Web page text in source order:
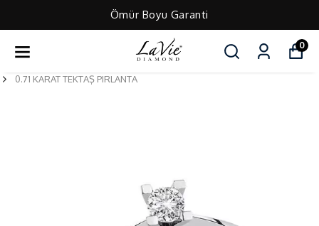
Ömür Boyu Garanti
0
0.71 KARAT TEKTAŞ PIRLANTA